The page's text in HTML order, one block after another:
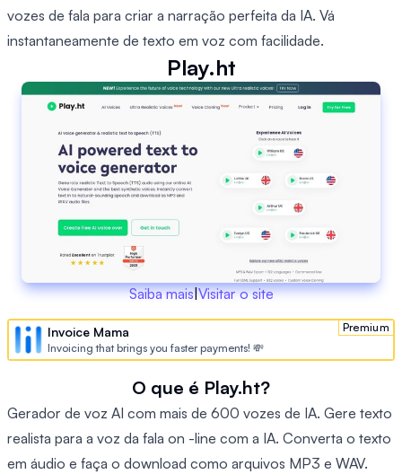
vozes de fala para criar a narração perfeita da IA. Vá
instantaneamente de texto em voz com facilidade.
Play.ht
Saiba mais|Visitar o site
Premium
Invoice Mama
Invoicing that brings you faster payments! 💸
O que é Play.ht?
Gerador de voz AI com mais de 600 vozes de IA. Gere texto
realista para a voz da fala on -line com a IA. Converta o texto
em áudio e faça o download como arquivos MP3 e WAV.